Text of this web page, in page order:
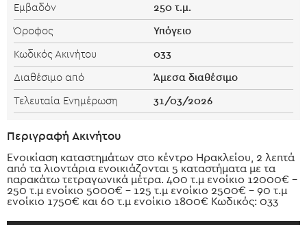
Εμβαδόν 250 τ.μ.
Όροφος Υπόγειο
Κωδικός Ακινήτου 033
Διαθέσιμο από Άμεσα διαθέσιμο
Τελευταία Ενημέρωση 31/03/2026
Περιγραφή Ακινήτου
Ενοικίαση καταστημάτων στο κέντρο Ηρακλείου, 2 λεπτά
από τα λιοντάρια ενοικιάζονται 5 καταστήματα με τα
παρακάτω τετραγωνικά μέτρα. 400 τ.μ ενοίκιο 12000€ -
250 τ.μ ενοίκιο 5000€ - 125 τ.μ ενοίκιο 2500€ - 90 τ.μ
ενοίκιο 1750€ και 60 τ.μ ενοίκιο 1800€ Κωδικός: 033